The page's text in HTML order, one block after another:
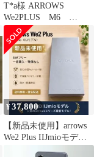
T*a様 ARROWS
We2PLUS M6
ASMC6003 スレトグ
レー。開
¥37,800
【新品未使用】arrows
We2 Plus IIJmioモデル